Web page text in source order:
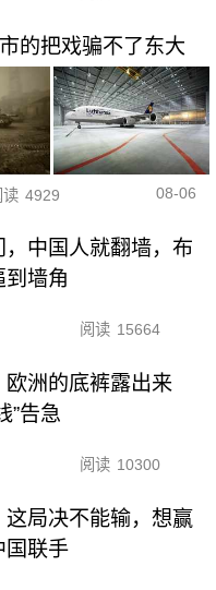
的把戏骗不了东大
读 4929 08-06
，中国人就翻墙，布
到墙角
阅读 15664
欧洲的底裤露出来
”告急
阅读 10300
这局决不能输，想赢
国联手